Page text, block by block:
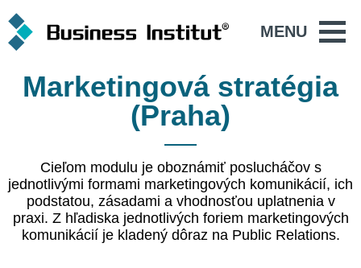
MENU
Marketingová stratégia
(Praha)
Cieľom modulu je oboznámiť poslucháčov s
jednotlivými formami marketingových komunikácií, ich
podstatou, zásadami a vhodnosťou uplatnenia v
praxi. Z hľadiska jednotlivých foriem marketingových
komunikácií je kladený dôraz na Public Relations.